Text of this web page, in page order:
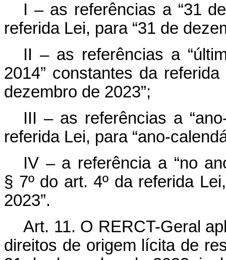
I – as referências a “31
referida Lei, para “31 de
II – as referências a
2014” constantes da
dezembro de 2023”;
III – as referências a
referida Lei, para “ano-
IV – a referência a “no
§ 7º do art. 4º da referida
2023”.
Art. 11. O RERCT-Geral
direitos de origem lícita de